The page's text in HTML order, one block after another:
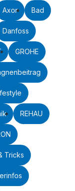
Axor Bad
Danfoss
GROHE
REHAU
Tricks